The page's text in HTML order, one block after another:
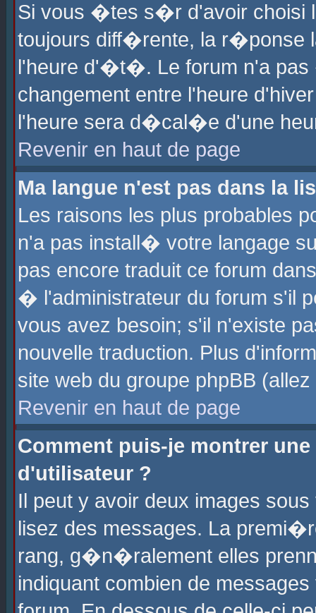
Si vous �tes s�r d'avoir choisi
toujours diff�rente, la r�ponse
l'heure d'�t�. Le forum n'a
changement entre l'heure
l'heure sera d�cal�e d'une
Revenir en haut de page
Ma langue n'est pas dans la
Les raisons les plus probables
n'a pas install� votre langage
pas encore traduit ce forum
� l'administrateur du forum s'il
vous avez besoin; s'il n'existe
nouvelle traduction. Plus
site web du groupe phpBB
Revenir en haut de page
Comment puis-je montrer
d'utilisateur ?
Il peut y avoir deux images
lisez des messages. La
rang, g�n�ralement elles
indiquant combien de